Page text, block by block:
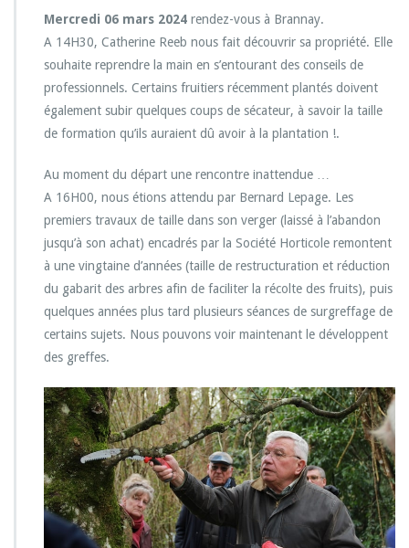
Mercredi 06 mars 2024 rendez-vous à Brannay.
A 14H30, Catherine Reeb nous fait découvrir sa propriété. Elle
souhaite reprendre la main en s’entourant des conseils de
professionnels. Certains fruitiers récemment plantés doivent
également subir quelques coups de sécateur, à savoir la taille
de formation qu’ils auraient dû avoir à la plantation !.
Au moment du départ une rencontre inattendue …
A 16H00, nous étions attendu par Bernard Lepage. Les
premiers travaux de taille dans son verger (laissé à l’abandon
jusqu’à son achat) encadrés par la Société Horticole remontent
à une vingtaine d’années (taille de restructuration et réduction
du gabarit des arbres afin de faciliter la récolte des fruits), puis
quelques années plus tard plusieurs séances de surgreffage de
certains sujets. Nous pouvons voir maintenant le développent
des greffes.